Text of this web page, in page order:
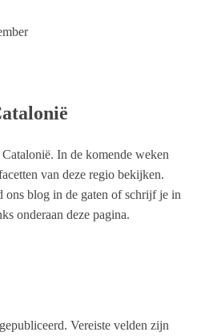
In de komende weken
van deze regio bekijken.
ons blog in de gaten of schrijf je in
onderaan deze pagina.
Vereiste velden zijn